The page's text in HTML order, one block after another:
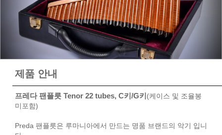
제품 안내
프레다 팬플릇 Tenor 22 tubes, C키/G키 (케이스 및 조율봉
미포함)
Preda 팬플릇은 루마니아에서 만드는 명품 브랜드의 악기 입니